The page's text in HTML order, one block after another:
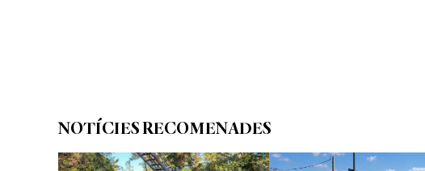
NOTÍCIES RECOMENADES